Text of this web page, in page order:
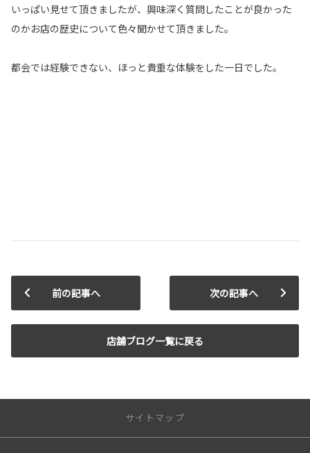
いっぱい見せて頂きましたが、興味深く質問したことが良かった
のかお店の歴史について色々聞かせて頂きました。
都会では経験できない、ほっと貴重な体験をした一日でした。
前の記事へ
店舗ブログ一覧に戻る
次の記事へ
サイトマップ